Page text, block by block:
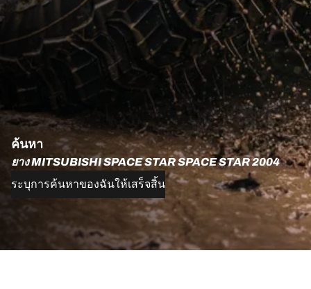
ค้นหา
ยาง MITSUBISHI SPACE STAR SPACE STAR 2004
ระบุการค้นหาของฉันให้เสร็จสิ้น